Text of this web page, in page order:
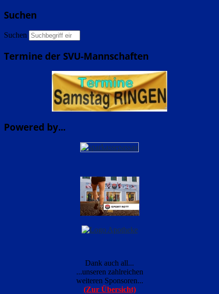
Suchen
Suchen
Termine der SVU-Mannschaften
Powered by...
Dank auch all...
...unseren zahlreichen
weiteren Sponsoren...
(Zur Übersicht)